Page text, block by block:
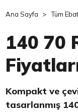
Ana Sayfa Tüm
140 70
Kompakt ve
tasarlanmış